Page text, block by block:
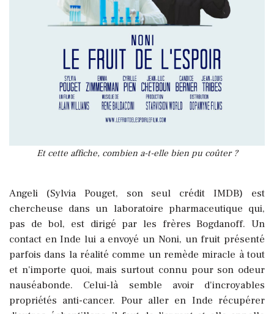
Et cette affiche, combien a-t-elle bien pu coûter ?
Angeli (Sylvia Pouget, son seul crédit IMDB) est
chercheuse dans un laboratoire pharmaceutique qui,
pas de bol, est dirigé par les frères Bogdanoff. Un
contact en Inde lui a envoyé un Noni, un fruit présenté
parfois dans la réalité comme un remède miracle à tout
et n'importe quoi, mais surtout connu pour son odeur
nauséabonde. Celui-là semble avoir d'incroyables
propriétés anti-cancer. Pour aller en Inde récupérer